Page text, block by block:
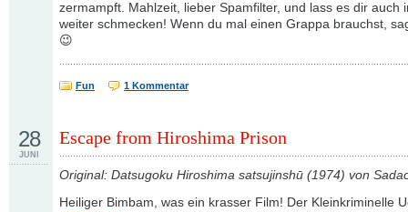
zermampft. Mahlzeit, lieber Spamfilter, und lass es dir auch
weiter schmecken! Wenn du mal einen Grappa brauchst,
😉
Fun 1 Kommentar
Escape from Hiroshima Prison
28
JUNI
Original: Datsugoku Hiroshima satsujinshū (1974) von
Heiliger Bimbam, was ein krasser Film! Der Kleinkriminelle